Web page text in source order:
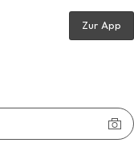
Zur App